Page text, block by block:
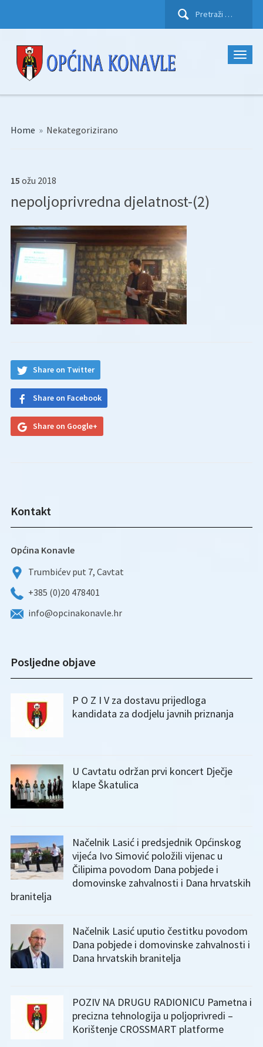
Pretraži:
Home » Nekategorizirano
15 ožu 2018
nepoljoprivredna djelatnost-(2)
Share on Twitter
Share on Facebook
Share on Google+
Kontakt
Općina Konavle
Trumbićev put 7, Cavtat
+385 (0)20 478401
info@opcinakonavle.hr
Posljedne objave
P O Z I V za dostavu prijedloga
kandidata za dodjelu javnih priznanja
U Cavtatu održan prvi koncert Dječje
klape Škatulica
Načelnik Lasić i predsjednik Općinskog
vijeća Ivo Simović položili vijenac u
Čilipima povodom Dana pobjede i
domovinske zahvalnosti i Dana hrvatskih
branitelja
Načelnik Lasić uputio čestitku povodom
Dana pobjede i domovinske zahvalnosti i
Dana hrvatskih branitelja
POZIV NA DRUGU RADIONICU Pametna i
precizna tehnologija u poljoprivredi –
Korištenje CROSSMART platforme